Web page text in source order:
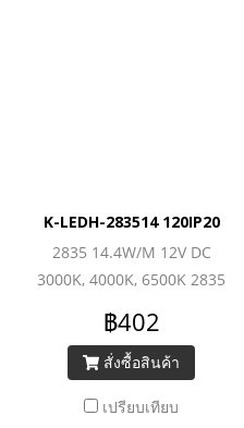
K-LEDH-283514 120IP20
2835 14.4W/M 12V DC
3000K, 4000K, 6500K 2835
Low-Power (120LEDs/M)
1680lm/M
฿402
สั่งซื้อสินค้า
เปรียบเทียบ